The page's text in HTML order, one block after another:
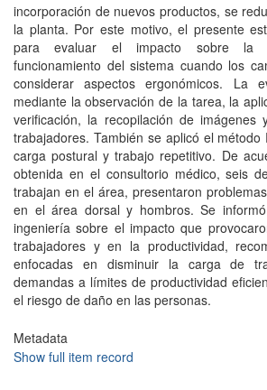
incorporación de nuevos productos, se
la planta. Por este motivo, el presente
para evaluar el impacto sobre la
funcionamiento del sistema cuando los
considerar aspectos ergonómicos. La
mediante la observación de la tarea, la
verificación, la recopilación de imágenes
trabajadores. También se aplicó el
carga postural y trabajo repetitivo. De
obtenida en el consultorio médico, seis
trabajan en el área, presentaron
en el área dorsal y hombros. Se
ingeniería sobre el impacto que
trabajadores y en la productividad,
enfocadas en disminuir la carga de
demandas a límites de productividad
el riesgo de daño en las personas.
Metadata
Show full item record